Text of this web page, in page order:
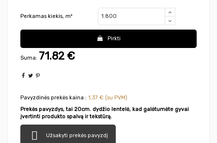
Perkamas kiekis, m²
Pirkti
Suma: 71.82 €
Pavyzdinės prekės kaina : 1,37 € (su PVM)
Prekės pavyzdys, tai 20cm. dydžio lentelė, kad galėtumėte gyvai
įvertinti produkto spalvą ir tekstūrą.
 Užsakyti prekės pavyzdį